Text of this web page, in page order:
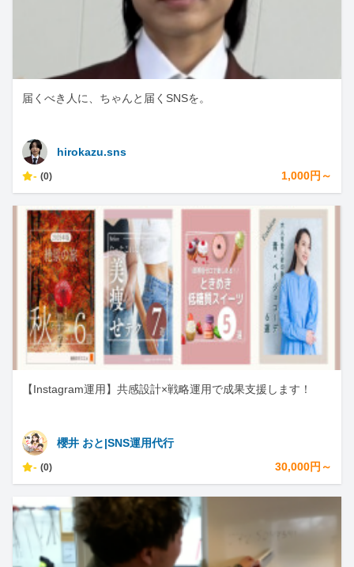
届くべき人に、ちゃんと届くSNSを。
hirokazu.sns
- (0) 1,000円～
【Instagram運用】共感設計×戦略運用で成果支援します！
櫻井 おと|SNS運用代行
- (0) 30,000円～